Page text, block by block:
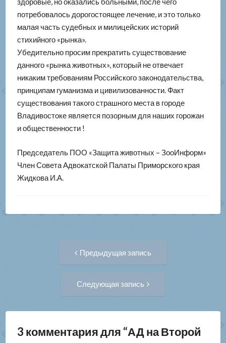
потребовалось дорогостоящее лечение, и это только
малая часть судебных и милицейских историй
стихийного «рынка».
Убедительно просим прекратить существование
данного «рынка животных», который не отвечает
никаким требованиям Российского законодательства,
принципам гуманизма и цивилизованности. Факт
существования такого страшного места в городе
Владивостоке является позорным для наших горожан
и общественности !
Председатель ПОО «Защита животных – ЗооИнформ»
Член Совета Адвокатской Палаты Приморского края
Жидкова И.А.
НавигацияПредыдущая запись
Следующая запись
3 комментария для “АД на Второй